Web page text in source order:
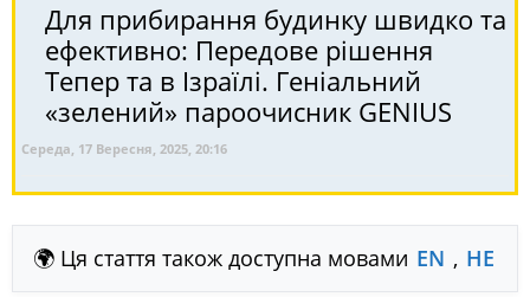
Для прибирання будинку швидко та
ефективно: Передове рішення
Тепер та в Ізраїлі. Геніальний
«зелений» пароочисник GENIUS
Середа, 17 Вересня, 2025, 20:16
🌍 Ця стаття також доступна мовами EN , HE